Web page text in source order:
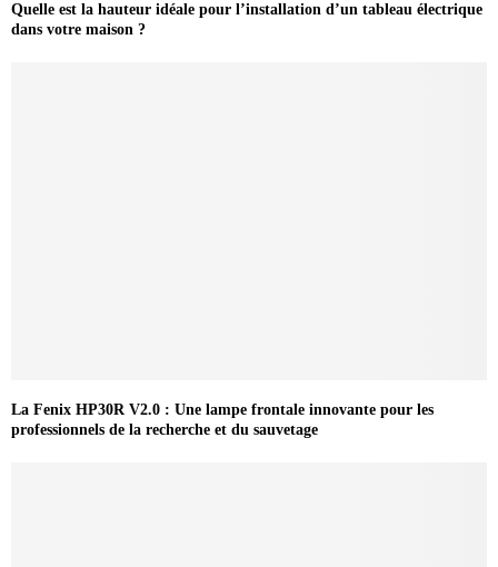
Quelle est la hauteur idéale pour l’installation d’un tableau électrique
dans votre maison ?
La Fenix HP30R V2.0 : Une lampe frontale innovante pour les
professionnels de la recherche et du sauvetage